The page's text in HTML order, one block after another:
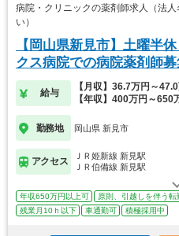
病院・クリニックの薬剤師求人（法
い）
【岡山県新見市】土曜半
クス病院での病院薬剤師
給与
【月収】36.7万円～
【年収】400万円～650
勤務地 岡山県 新見市
アクセス
ＪＲ姫新線 新見駅
ＪＲ伯備線 新見駅
年収650万円以上可 原則、引越しを伴う転
残業月10ｈ以下
車通勤可 積極採用中